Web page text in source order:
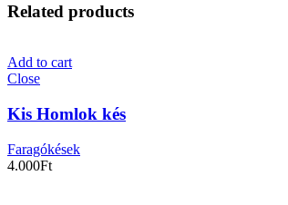
Related products
Add to cart
Close
Kis Homlok kés
Faragókések
4.000Ft